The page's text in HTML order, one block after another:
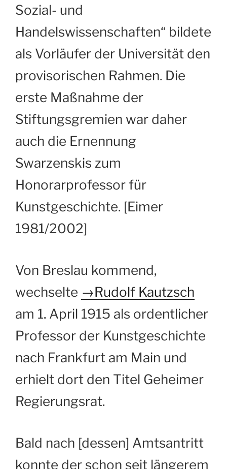
Sozial- und
Handelswissenschaften“ bildete
als Vorläufer der Universität den
provisorischen Rahmen. Die
erste Maßnahme der
Stiftungsgremien war daher
auch die Ernennung
Swarzenskis zum
Honorarprofessor für
Kunstgeschichte. [Eimer
1981/2002]
Von Breslau kommend,
wechselte →Rudolf Kautzsch
am 1. April 1915 als ordentlicher
Professor der Kunstgeschichte
nach Frankfurt am Main und
erhielt dort den Titel Geheimer
Regierungsrat.
Bald nach [dessen] Amtsantritt
konnte der schon seit längerem